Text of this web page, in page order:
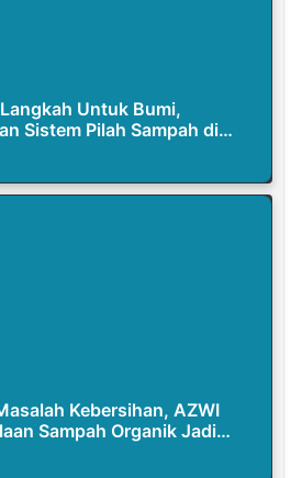
Untuk Bumi,
Sistem Pilah Sampah di
Kebersihan, AZWI
Sampah Organik Jadi